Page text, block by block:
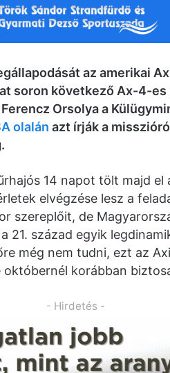
az amerikai
soron következő Ax-4-
Orsolya a
olalán azt írják a
14 napot tölt majd el
elvégzése lesz a
szereplőit, de
21. század egyik
még nem tudni, ezt az
korábban
- Hirdetés -